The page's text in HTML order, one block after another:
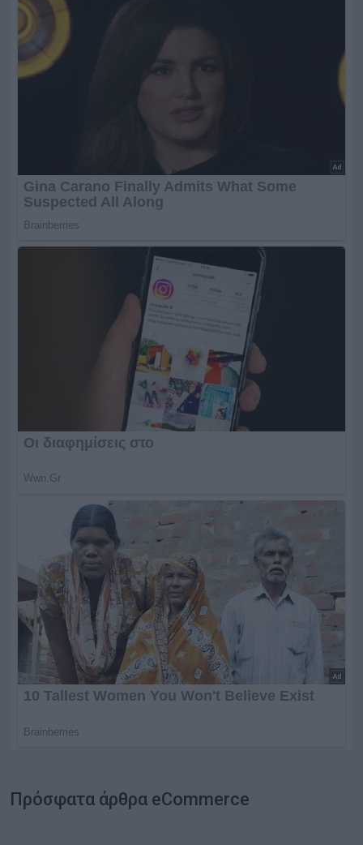
Πρόσφατα άρθρα eCommerce